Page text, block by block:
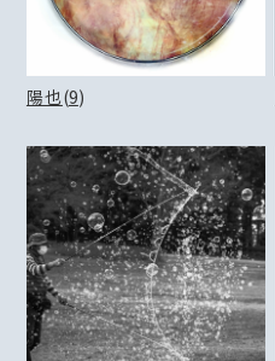
陽也(9)